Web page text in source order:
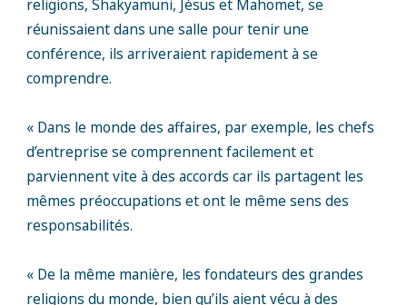
religions, Shakyamuni, Jésus et Mahomet, se
réunissaient dans une salle pour tenir une
conférence, ils arriveraient rapidement à se
comprendre.
« Dans le monde des affaires, par exemple, les chefs
d’entreprise se comprennent facilement et
parviennent vite à des accords car ils partagent les
mêmes préoccupations et ont le même sens des
responsabilités.
« De la même manière, les fondateurs des grandes
religions du monde, bien qu’ils aient vécu à des